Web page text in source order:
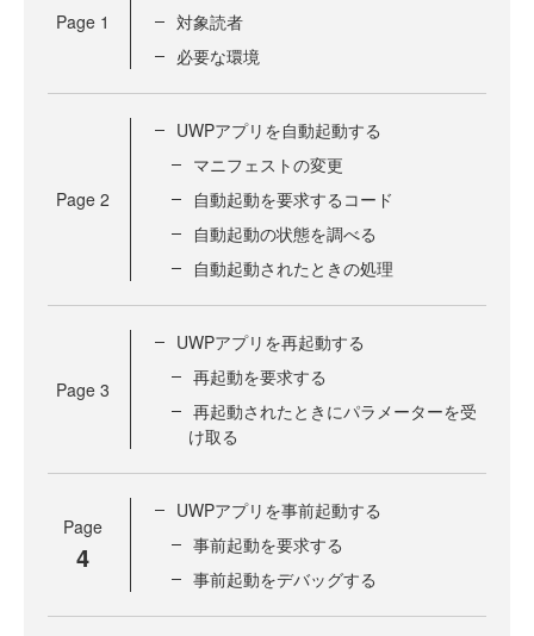
Page 1
対象読者
必要な環境
Page 2
UWPアプリを自動起動する
マニフェストの変更
自動起動を要求するコード
自動起動の状態を調べる
自動起動されたときの処理
Page 3
UWPアプリを再起動する
再起動を要求する
再起動されたときにパラメーターを受
け取る
Page
4
UWPアプリを事前起動する
事前起動を要求する
事前起動をデバッグする